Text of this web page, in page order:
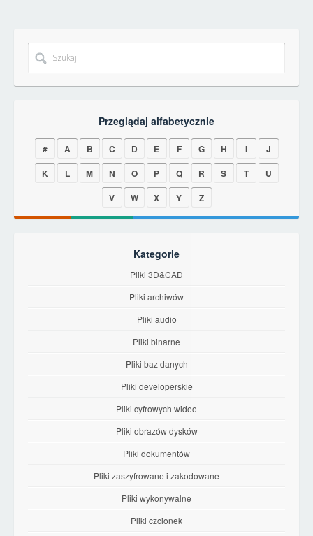
Przeglądaj alfabetycznie
# A B C D E F G H I
J
K
L M N O P Q R S T
U
V
W X Y Z
Kategorie
Pliki 3D&CAD
Pliki archiwów
Pliki audio
Pliki binarne
Pliki baz danych
Pliki developerskie
Pliki cyfrowych wideo
Pliki obrazów dysków
Pliki dokumentów
Pliki zaszyfrowane i zakodowane
Pliki wykonywalne
Pliki czcionek